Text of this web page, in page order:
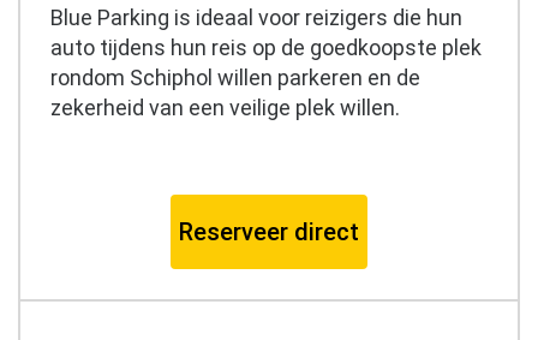
Blue Parking is ideaal voor reizigers die hun
auto tijdens hun reis op de goedkoopste plek
rondom Schiphol willen parkeren en de
zekerheid van een veilige plek willen.
Reserveer direct